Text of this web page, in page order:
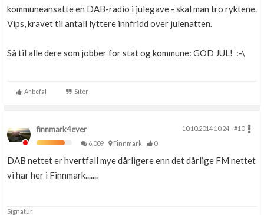
kommuneansatte en DAB-radio i julegave - skal man tro ryktene.
Vips, kravet til antall lyttere innfridd over julenatten.
Så til alle dere som jobber for stat og kommune: GOD JUL! :-\
Anbefal Siter
finnmark4ever 10.10.2014 10.24
#10
6,009
Finnmark 0
DAB nettet er hvertfall mye dårligere enn det dårlige FM nettet
vi har her i Finnmark.......
Signatur